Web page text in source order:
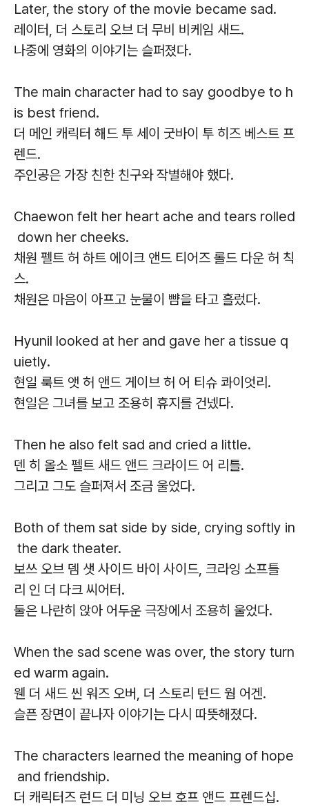
Later, the story of the movie became sad.
레이터, 더 스토리 오브 더 무비 비케임 새드.
나중에 영화의 이야기는 슬퍼졌다.
The main character had to say goodbye to h
is best friend.
더 메인 캐릭터 해드 투 세이 굿바이 투 히즈 베스트 프
렌드.
주인공은 가장 친한 친구와 작별해야 했다.
Chaewon felt her heart ache and tears rolled
down her cheeks.
채원 펠트 허 하트 에이크 앤드 티어즈 롤드 다운 허 칙
스.
채원은 마음이 아프고 눈물이 뺨을 타고 흘렀다.
Hyunil looked at her and gave her a tissue q
uietly.
현일 룩트 앳 허 앤드 게이브 허 어 티슈 콰이엇리.
현일은 그녀를 보고 조용히 휴지를 건넸다.
Then he also felt sad and cried a little.
덴 히 올소 펠트 새드 앤드 크라이드 어 리틀.
그리고 그도 슬퍼져서 조금 울었다.
Both of them sat side by side, crying softly in
the dark theater.
보쓰 오브 뎀 샛 사이드 바이 사이드, 크라잉 소프틀
리 인 더 다크 씨어터.
둘은 나란히 앉아 어두운 극장에서 조용히 울었다.
When the sad scene was over, the story turn
ed warm again.
웬 더 새드 씬 워즈 오버, 더 스토리 턴드 웜 어겐.
슬픈 장면이 끝나자 이야기는 다시 따뜻해졌다.
The characters learned the meaning of hope
and friendship.
더 캐릭터즈 런드 더 미닝 오브 호프 앤드 프렌드십.